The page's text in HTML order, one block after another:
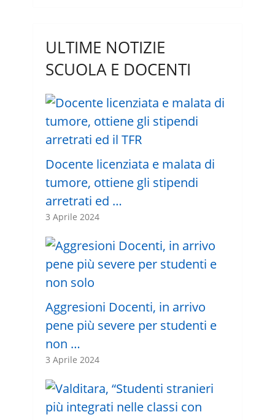
ULTIME NOTIZIE
SCUOLA E DOCENTI
Docente licenziata e malata di
tumore, ottiene gli stipendi
arretrati ed …
3 Aprile 2024
Aggresioni Docenti, in arrivo
pene più severe per studenti e
non …
3 Aprile 2024